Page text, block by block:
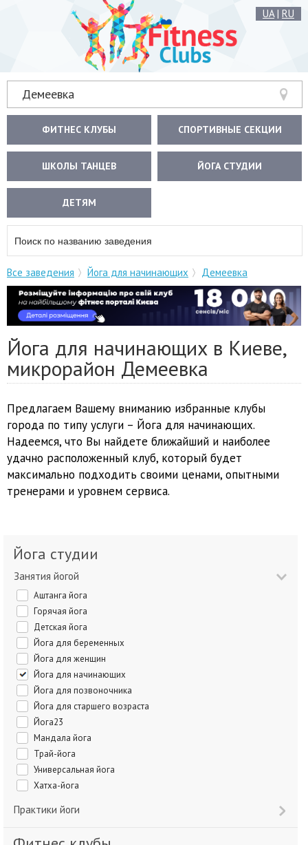
UA| RU
Демеевка
ФИТНЕС КЛУБЫ СПОРТИВНЫЕ СЕКЦИИ
ШКОЛЫ ТАНЦЕВ ЙОГА СТУДИИ
ДЕТЯМ
Все заведения Йога для начинающих Демеевка
Йога для начинающих в Киеве,
микрорайон Демеевка
Предлагаем Вашему вниманию избранные клубы
города по типу услуги – Йога для начинающих.
Надеемся, что Вы найдете ближайший и наиболее
удачно расположенный клуб, который будет
максимально подходить своими ценами, опытными
тренерами и уровнем сервиса.
Йога студии
Занятия йогой
Аштанга йога
Горячая йога
Детская йога
Йога для беременных
Йога для женщин
Йога для начинающих
Йога для позвоночника
Йога для старшего возраста
Йога23
Мандала йога
Трай-йога
Универсальная йога
Хатха-йога
Практики йоги